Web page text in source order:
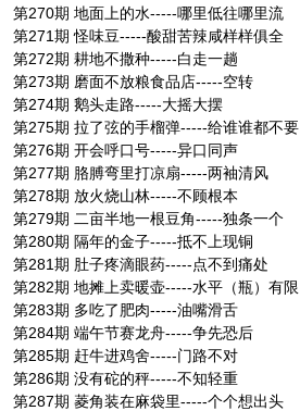
第270期 地面上的水-----哪里低往哪里流
第271期 怪味豆-----酸甜苦辣咸样样俱全
第272期 耕地不撒种-----白走一趟
第273期 磨面不放粮食品店-----空转
第274期 鹅头走路-----大摇大摆
第275期 拉了弦的手榴弹-----给谁谁都不要
第276期 开会呼口号-----异口同声
第277期 胳膊弯里打凉扇-----两袖清风
第278期 放火烧山林-----不顾根本
第279期 二亩半地一根豆角-----独条一个
第280期 隔年的金子-----抵不上现铜
第281期 肚子疼滴眼药-----点不到痛处
第282期 地摊上卖暖壶-----水平（瓶）有限
第283期 多吃了肥肉-----油嘴滑舌
第284期 端午节赛龙舟-----争先恐后
第285期 赶牛进鸡舍-----门路不对
第286期 没有砣的秤-----不知轻重
第287期 菱角装在麻袋里-----个个想出头